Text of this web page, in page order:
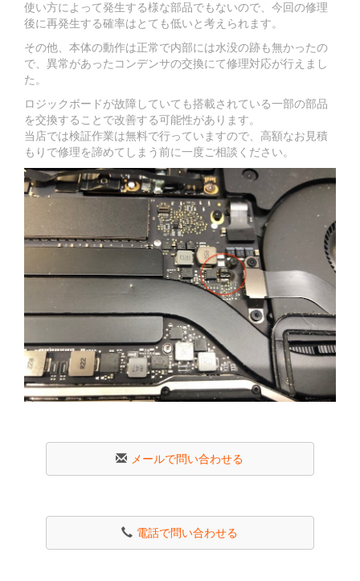
使い方によって発生する様な部品でもないので、今回の修理
後に再発生する確率はとても低いと考えられます。
その他、本体の動作は正常で内部には水没の跡も無かったの
で、異常があったコンデンサの交換にて修理対応が行えまし
た。
ロジックボードが故障していても搭載されている一部の部品
を交換することで改善する可能性があります。
当店では検証作業は無料で行っていますので、高額なお見積
もりで修理を諦めてしまう前に一度ご相談ください。
メールで問い合わせる
電話で問い合わせる